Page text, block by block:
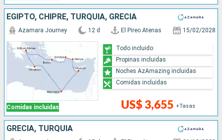
EGIPTO, CHIPRE, TURQUÍA, GRECIA
Comidas incluidas
Azamara Journey 12 d El Pireo Atenas 15/02/2028
US$ 3,655 +Tasas
Todo incluido
Propinas incluidas
Noches AzAmazing incluidas
Comidas incluidas
GRECIA, TURQUÍA